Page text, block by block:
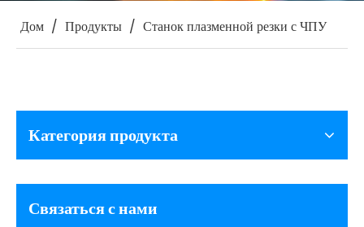
Дом / Продукты / Станок плазменной резки с ЧПУ
Категория продукта
Связаться с нами